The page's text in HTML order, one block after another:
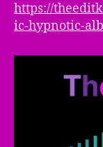
https://
ic-hypnotic-